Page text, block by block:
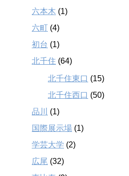
六本木 (1)
六町 (4)
初台 (1)
北千住 (64)
北千住東口 (15)
北千住西口 (50)
品川
(1)
国際展示場 (1)
学芸大学 (2)
広尾 (32)